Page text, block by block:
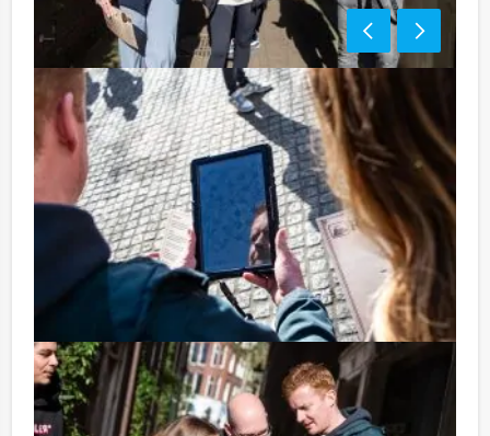
Tip:
Niet telkens uw knip hoeven trekken om uw drankje af
te rekenen? Voor € 13,50 per persoon per uur (excl.
BTW) kunt u gebruikmaken van het drankarrangement,
waarbij u onbeperkt kunt genieten van bier, fris,
huiswijn, koffie en thee. En… zo komt u ook achteraf
niet voor verrassingen te staan!
Reservering voor kleinere groepen:
Komt u niet aan het minimale aantal deelnemers voor
deze activiteit? Als u bereid bent voor het minimale
aantal te betalen, kunt u ook gewoon voor minder
personen boeken!